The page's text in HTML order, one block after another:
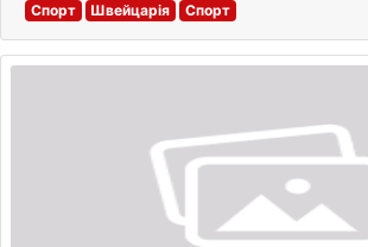
Спорт Швейцарія Спорт